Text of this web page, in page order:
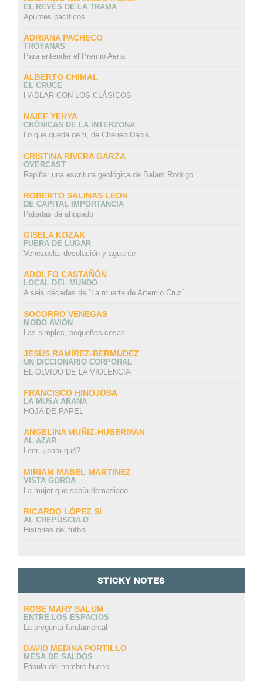
EL REVÉS DE LA TRAMA
Apuntes pacíficos
ADRIANA PACHECO
TROYANAS
Para entender el Premio Aena
ALBERTO CHIMAL
EL CRUCE
HABLAR CON LOS CLÁSICOS
NAIEF YEHYA
CRÓNICAS DE LA INTERZONA
Lo que queda de ti, de Cherien Dabis
CRISTINA RIVERA GARZA
OVERCAST
Rapiña: una escritura geológica de Balam Rodrigo
ROBERTO SALINAS LEON
DE CAPITAL IMPORTANCIA
Patadas de ahogado
GISELA KOZAK
FUERA DE LUGAR
Venezuela: desolación y aguante
ADOLFO CASTAÑÓN
LOCAL DEL MUNDO
A seis décadas de “La muerte de Artemio Cruz”
SOCORRO VENEGAS
MODO AVIÓN
Las simples, pequeñas cosas
JESÚS RAMÍREZ-BERMÚDEZ
UN DICCIONARIO CORPORAL
EL OLVIDO DE LA VIOLENCIA
FRANCISCO HINOJOSA
LA MUSA ARAÑA
HOJA DE PAPEL
ANGELINA MUÑIZ-HUBERMAN
AL AZAR
Leer, ¿para qué?
MIRIAM MABEL MARTINEZ
VISTA GORDA
La mujer que sabía demasiado
RICARDO LÓPEZ SI
AL CREPÚSCULO
Historias del futbol
STICKY NOTES
ROSE MARY SALUM
ENTRE LOS ESPACIOS
La pregunta fundamental
DAVID MEDINA PORTILLO
MESA DE SALDOS
Fábula del hombre bueno